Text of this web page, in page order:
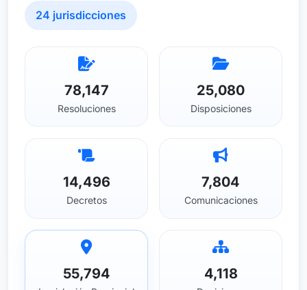
24 jurisdicciones
78,147
Resoluciones
25,080
Disposiciones
14,496
Decretos
7,804
Comunicaciones
55,794 4,118